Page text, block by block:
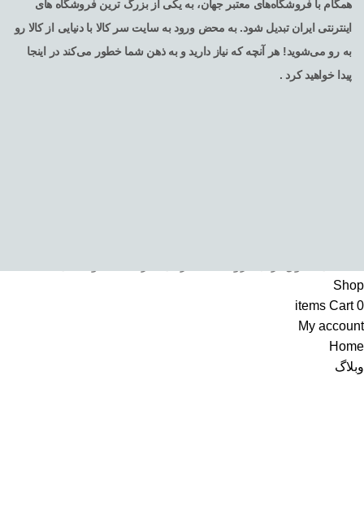
همگام با فروشگاه‌های معتبر جهان، به یکی از بزرگ ترین فروشگاه های
اینترنتی ایران تبدیل شود. به محض ورود به سایت سر کالا با دنیایی از کالا رو
به رو می‌شوید! هر آنچه که نیاز دارید و به ذهن شما خطور می‌کند در اینجا
پیدا خواهید کرد .
Shop
0
items Cart
My account
Home
وبلاگ